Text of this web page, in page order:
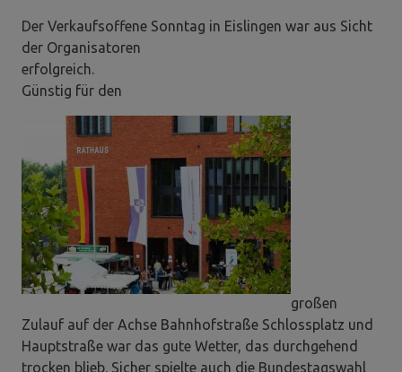
Der Verkaufsoffene Sonntag in Eislingen war aus Sicht
der Organisatoren
erfolgreich.
Günstig für den
großen
Zulauf auf der Achse Bahnhofstraße Schlossplatz und
Hauptstraße war das gute Wetter, das durchgehend
trocken blieb. Sicher spielte auch die Bundestagswahl